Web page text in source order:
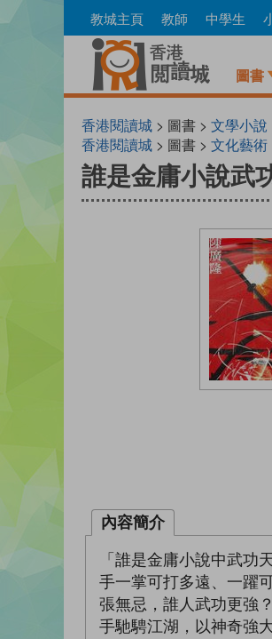
to
教城主頁 教師 中學生
圖書
香港閱讀城 > 圖書 > 文學小說
香港閱讀城 > 圖書 > 文化藝術
誰是金庸小說武
內容簡介
「誰是金庸小說中武
手一掌可打多遠、一躍
張無忌，誰人武功更強
手馳騁江湖，以神奇強